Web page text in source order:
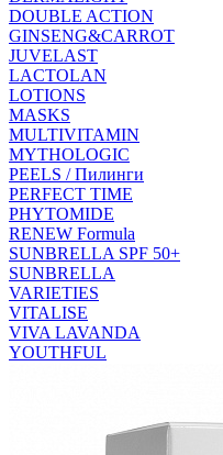
DOUBLE ACTION
GINSENG&CARROT
JUVELAST
LACTOLAN
LOTIONS
MASKS
MULTIVITAMIN
MYTHOLOGIC
PEELS / Пилинги
PERFECT TIME
PHYTOMIDE
RENEW Formula
SUNBRELLA SPF 50+
SUNBRELLA
VARIETIES
VITALISE
VIVA LAVANDA
YOUTHFUL